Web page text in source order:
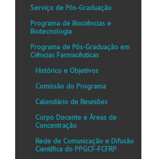
Serviço de Pós-Graduação
Programa de Biociências e
Biotecnologia
Programa de Pós-Graduação em
Ciências Farmacêuticas
Histórico e Objetivos
Comissão do Programa
Calendário de Reuniões
Corpo Docente e Áreas de
Concentração
Rede de Comunicação e Difusão
Científica do PPGCF-FCFRP